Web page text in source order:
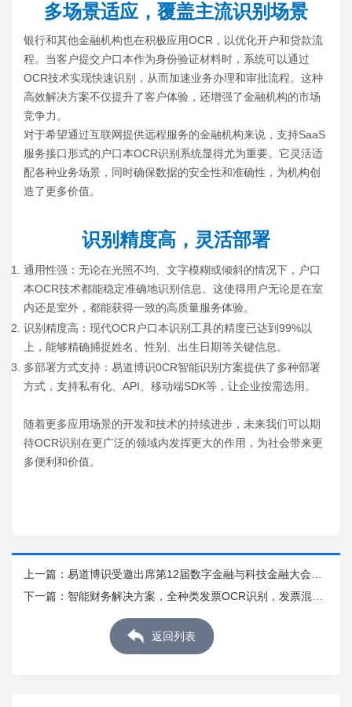
多场景适应，覆盖主流识别场景
银行和其他金融机构也在积极应用OCR，以优化开户和贷款流
程。当客户提交户口本作为身份验证材料时，系统可以通过
OCR技术实现快速识别，从而加速业务办理和审批流程。这种
高效解决方案不仅提升了客户体验，还增强了金融机构的市场
竞争力。
对于希望通过互联网提供远程服务的金融机构来说，支持SaaS
服务接口形式的户口本OCR识别系统显得尤为重要。它灵活适
配各种业务场景，同时确保数据的安全性和准确性，为机构创
造了更多价值。
识别精度高，灵活部署
通用性强：无论在光照不均、文字模糊或倾斜的情况下，户口
本OCR技术都能稳定准确地识别信息。这使得用户无论是在室
内还是室外，都能获得一致的高质量服务体验。
识别精度高：现代OCR户口本识别工具的精度已达到99%以
上，能够精确捕捉姓名、性别、出生日期等关键信息。
多部署方式支持：易道博识0CR智能识别方案提供了多种部署
方式，支持私有化、API、移动端SDK等，让企业按需选用。
随着更多应用场景的开发和技术的持续进步，未来我们可以期
待OCR识别在更广泛的领域内发挥更大的作用，为社会带来更
多便利和价值。
上一篇： 易道博识受邀出席第12届数字金融与科技金融大会，
并荣获第四届金融科技技术创新与应用案例评选
下一篇： 智能财务解决方案，全种类发票OCR识别，发票混贴
返回列表